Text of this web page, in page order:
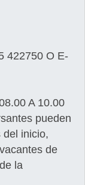
422750 O E-
A 10.00
pueden
del inicio,
de
la